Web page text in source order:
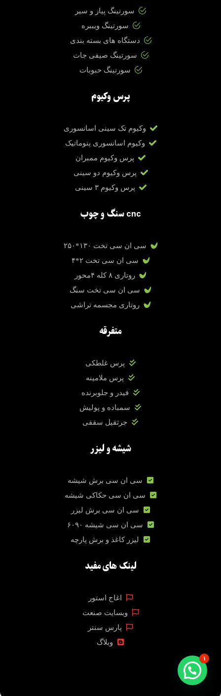
سورتینگ پیاز و سیر
سورتینگ ویببره
دستگاه های بسته بندی
سورتینگ صیفی جات
سورتینگ حبوبات
پرس وکیوم
وکیوم تک سینی اسانسوری
وکیوم اسانسوری پنوماتیک
پرس وکیوم ممبران
پرس وکیوم دو سینی
پرس وکیوم ۳ سینی
cnc سنگ و چوب
سی ان سی تخت ۱۳۰*۲۵۰
سی ان سی تخت ۲*۴
روتاری ۸ کله ۴محور
سی ان سی تخت سنگ
روتاری مجسمه تراشی
متفرقه
پرس غلطکی
پرس ملامینه
فیدر و جلوبرنده
سمباده و پولیش
جرثقیل سقفی
شیشه و لیزر
سی ان سی برش شیشه
سی ان سی حکاکی شیشه
سی ان سی برش لیزر
سی ان سی شیشه ۶۰۹۰
لیزر کاغذ و برش پارچه
لینک های مفید
اغاج استور
وبسایت صنعت
پارس سنتر
وبلاگ
۱